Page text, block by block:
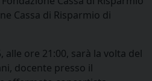
Cassa di Risparmio di
alle ore 21:00, sarà la volta del
docente presso il